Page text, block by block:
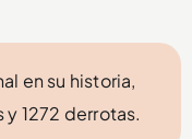
en su historia,
y 1272 derrotas.